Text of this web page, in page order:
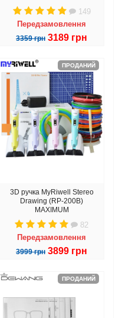
149
Передзамовлення
3359 грн 3189 грн
ПРОДАНИЙ
3D ручка MyRiwell Stereo
Drawing (RP-200B)
MAXIMUM
82
Передзамовлення
3999 грн 3899 грн
ПРОДАНИЙ